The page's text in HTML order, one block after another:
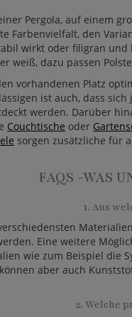
Pergola, auf einem
Farbenvielfalt, den
wirkt oder filigran
weiß, dazu passen
vorhandenen Platz
ist auch, dass
werden. Darüber
Couchtische oder
sorgen zusätzliche für
FAQS -WAS
1. Aus
Eine weitere
wie zum Beispiel die
aber auch
2. Welche